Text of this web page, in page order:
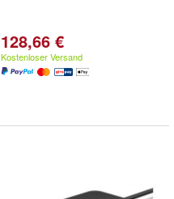
128,66 €
Kostenloser Versand